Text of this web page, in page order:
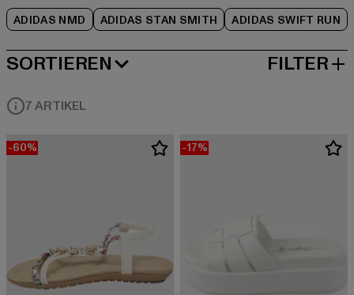
ADIDAS NMD ADIDAS STAN SMITH ADIDAS SWIFT RUN
SORTIEREN
BELIEBTESTE FILTER
7 ARTIKEL
-60% -17%